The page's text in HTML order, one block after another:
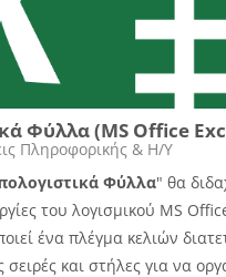
Φύλλα (MS Office
Πληροφορικής & Η/Υ
Φύλλα" θα
του λογισμικού MS
ένα πλέγμα κελιών
σειρές και στήλες για να